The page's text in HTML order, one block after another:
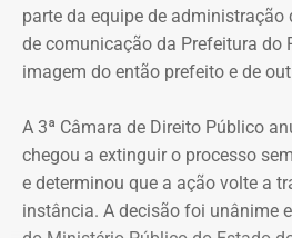
parte da equipe de administração
de comunicação da Prefeitura do
imagem do então prefeito e de
A 3ª Câmara de Direito Público
chegou a extinguir o processo
e determinou que a ação volte a
instância. A decisão foi unânime